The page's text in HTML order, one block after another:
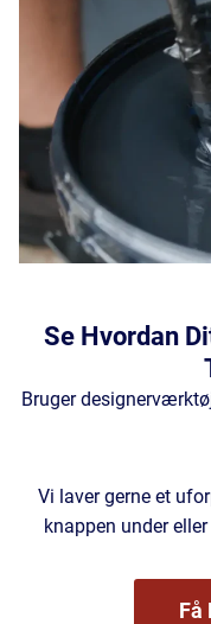
Se Hvordan
Bruger
Vi laver gerne et
knappen under
Få